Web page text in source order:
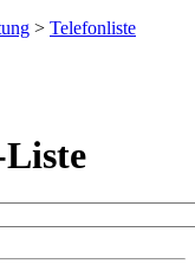
> Telefonliste